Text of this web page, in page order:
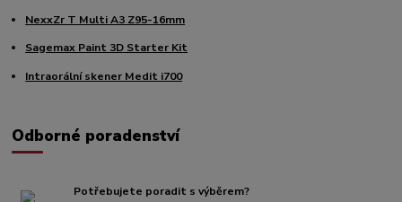
NexxZr T Multi A3 Z95-16mm
Sagemax Paint 3D Starter Kit
Intraorální skener Medit i700
Odborné poradenství
Potřebujete poradit s výběrem?